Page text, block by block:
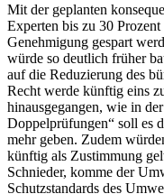
Mit der geplanten
Experten bis zu 30
Genehmigung gespart
würde so deutlich früher
auf die Reduzierung des
Recht werde künftig eins
hinausgegangen, wie in
Doppelprüfungen“ soll es
mehr geben. Zudem
künftig als Zustimmung
Schnieder, komme der
Schutzstandards des